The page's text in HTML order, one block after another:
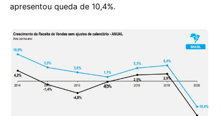
apresentou queda de 10,4%.